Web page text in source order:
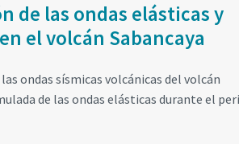
de las ondas elásticas y
el volcán Sabancaya
ondas sísmicas volcánicas del volcán
de las ondas elásticas durante el